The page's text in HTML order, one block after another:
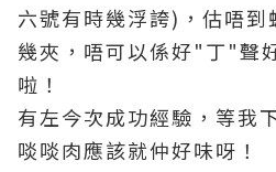
六號有時幾浮誇)，估唔到
幾夾 ，唔可以係好"丁"聲
啦 ！
有左今次成功經驗，等我
啖啖肉應該就仲好味呀 ！